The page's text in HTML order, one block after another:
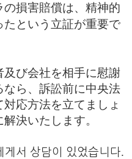
損害賠償は、精神的
という立証が重要で
び会社を相手に慰謝
ら、訴訟前に中央法
応方法を立てましょ
決いたします。
게서 상담이 있었습니다.